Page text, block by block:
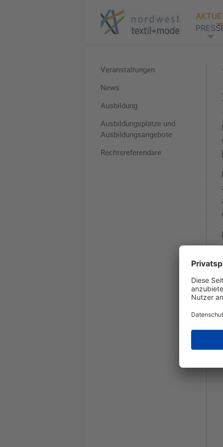
Veranstaltungen
News
Ausbildung
Ausbildungsplätze und
Ausbildungsangebote
Rechtsreferendare